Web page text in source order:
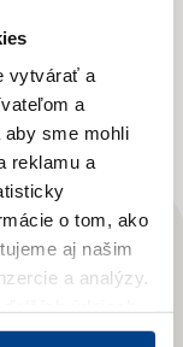
vytvárať a
a
sme mohli
reklamu a
o tom, ako
aj našim
a analýzy.
keď ste